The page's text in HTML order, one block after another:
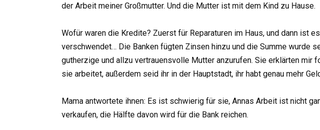
der Arbeit meiner Großmutter. Und die Mutter ist mit dem Kind zu Hause.
Wofür waren die Kredite? Zuerst für Reparaturen im Haus, und dann ist
verschwendet… Die Banken fügten Zinsen hinzu und die Summe wurde
gutherzige und allzu vertrauensvolle Mutter anzurufen. Sie erklärten mir
sie arbeitet, außerdem seid ihr in der Hauptstadt, ihr habt genau mehr
Mama antwortete ihnen: Es ist schwierig für sie, Annas Arbeit ist nicht
verkaufen, die Hälfte davon wird für die Bank reichen.